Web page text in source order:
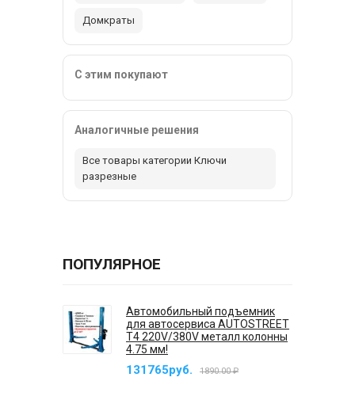
Домкраты
С этим покупают
Аналогичные решения
Все товары категории Ключи
разрезные
ПОПУЛЯРНОЕ
Автомобильный подъемник
для автосервиса AUTOSTREET
T4 220V/380V металл колонны
4.75 мм!
131765руб. 1890.00 ₽